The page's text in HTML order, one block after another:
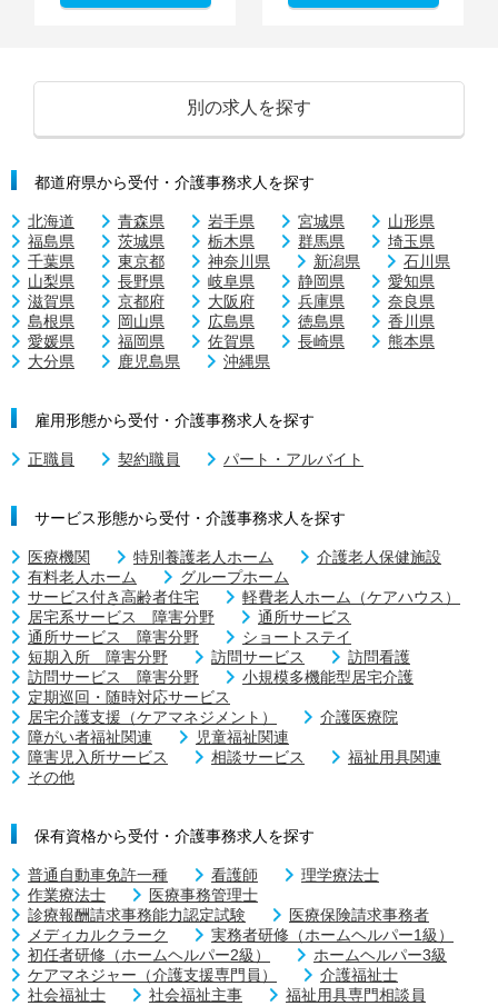
別の求人を探す
都道府県から受付・介護事務求人を探す
北海道 青森県 岩手県 宮城県
山形県
福島県
茨城県 栃木県 群馬県
埼玉県
千葉県
東京都 神奈川県 新潟県
石川県
山梨県
長野県 岐阜県 静岡県
愛知県
滋賀県
京都府 大阪府 兵庫県
奈良県
島根県
岡山県 広島県 徳島県
香川県
愛媛県
福岡県 佐賀県 長崎県
熊本県
大分県
鹿児島県 沖縄県
雇用形態から受付・介護事務求人を探す
正職員 契約職員 パート・アルバイト
サービス形態から受付・介護事務求人を探す
医療機関 特別養護老人ホーム
介護老人保健施設
有料老人ホーム
グループホーム
サービス付き高齢者住宅
軽費老人ホーム（ケアハウス）
居宅系サービス 障害分野
通所サービス
通所サービス 障害分野
ショートステイ
短期入所 障害分野
訪問サービス
訪問看護
訪問サービス 障害分野
小規模多機能型居宅介護
定期巡回・随時対応サービス
居宅介護支援（ケアマネジメント）
介護医療院
障がい者福祉関連
児童福祉関連
障害児入所サービス
相談サービス
福祉用具関連
その他
保有資格から受付・介護事務求人を探す
普通自動車免許一種 看護師
理学療法士
作業療法士
医療事務管理士
診療報酬請求事務能力認定試験
医療保険請求事務者
メディカルクラーク
実務者研修（ホームヘルパー1級）
初任者研修（ホームヘルパー2級）
ホームヘルパー3級
ケアマネジャー（介護支援専門員）
介護福祉士
社会福祉士
社会福祉主事
福祉用具専門相談員